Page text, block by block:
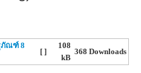
ภัณฑ์ 8
[ ]
108
kB
368 Downloads